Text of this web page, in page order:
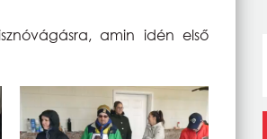
amin idén első